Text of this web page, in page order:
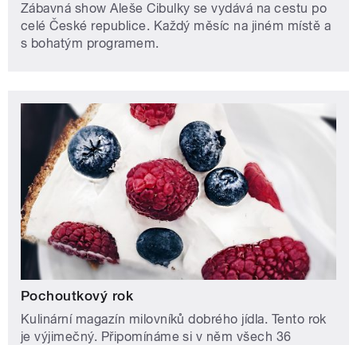
Zábavná show Aleše Cibulky se vydává na cestu po
celé České republice. Každý měsíc na jiném místě a
s bohatým programem.
Pochoutkový rok
Kulinární magazín milovníků dobrého jídla. Tento rok
je výjimečný. Připomínáme si v něm všech 36